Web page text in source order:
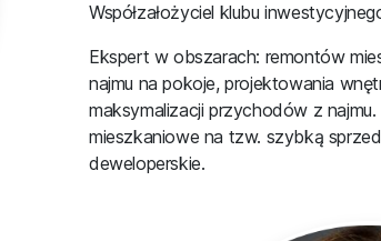
Współzałożyciel klubu
Ekspert w obszarach: remontów
najmu na pokoje, projektowania
maksymalizacji przychodów z
mieszkaniowe na tzw. szybką
deweloperskie.